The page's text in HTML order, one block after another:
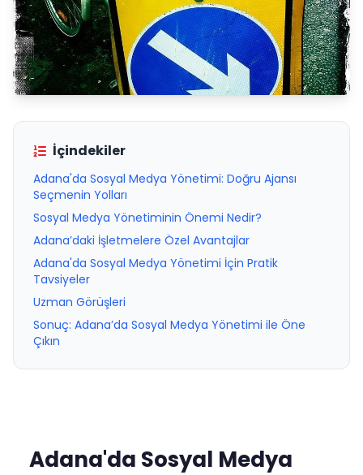
İçindekiler
Adana'da Sosyal Medya Yönetimi: Doğru Ajansı
Seçmenin Yolları
Sosyal Medya Yönetiminin Önemi Nedir?
Adana’daki İşletmelere Özel Avantajlar
Adana'da Sosyal Medya Yönetimi İçin Pratik
Tavsiyeler
Uzman Görüşleri
Sonuç: Adana’da Sosyal Medya Yönetimi ile Öne
Çıkın
Adana'da Sosyal Medya